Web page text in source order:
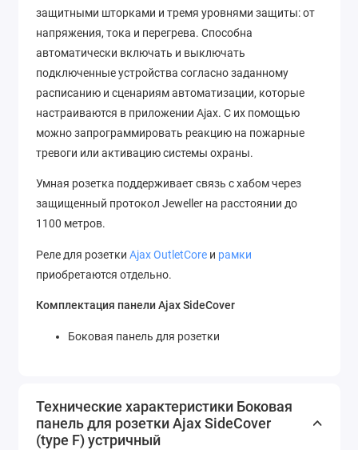
защитными шторками и тремя уровнями защиты: от
напряжения, тока и перегрева. Способна
автоматически включать и выключать
подключенные устройства согласно заданному
расписанию и сценариям автоматизации, которые
настраиваются в приложении Ajax. С их помощью
можно запрограммировать реакцию на пожарные
тревоги или активацию системы охраны.
Умная розетка поддерживает связь с хабом через
защищенный протокол Jeweller на расстоянии до
1100 метров.
Реле для розетки Ajax OutletCore и рамки
приобретаются отдельно.
Комплектация панели Ajax SideCover
Боковая панель для розетки
Технические характеристики Боковая
панель для розетки Ajax SideCover
(type F) устричный